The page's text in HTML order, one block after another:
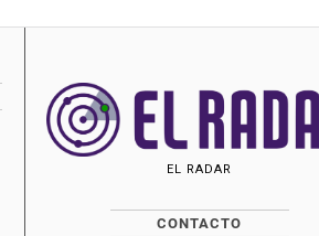
EL RADAR
CONTACTO